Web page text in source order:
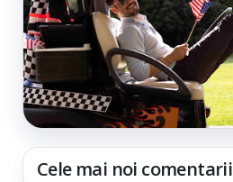
Cele mai noi comentarii